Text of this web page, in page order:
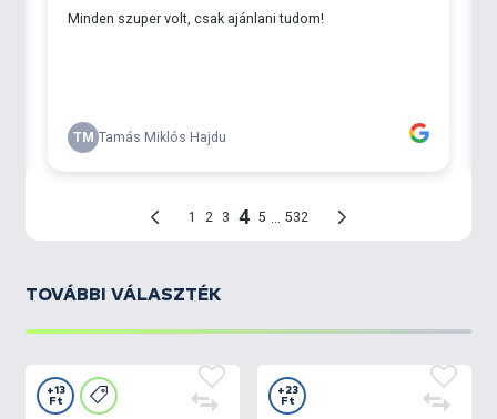
TOVÁBBI VÁLASZTÉK
+13
Ft
+23
Ft